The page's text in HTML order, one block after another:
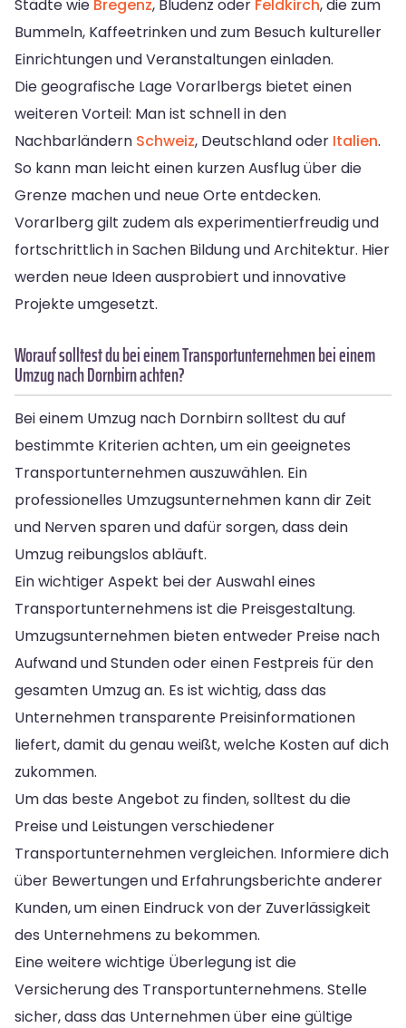
Städte wie Bregenz, Bludenz oder Feldkirch, die zum
Bummeln, Kaffeetrinken und zum Besuch kultureller
Einrichtungen und Veranstaltungen einladen.
Die geografische Lage Vorarlbergs bietet einen
weiteren Vorteil: Man ist schnell in den
Nachbarländern Schweiz, Deutschland oder Italien.
So kann man leicht einen kurzen Ausflug über die
Grenze machen und neue Orte entdecken.
Vorarlberg gilt zudem als experimentierfreudig und
fortschrittlich in Sachen Bildung und Architektur. Hier
werden neue Ideen ausprobiert und innovative
Projekte umgesetzt.
Worauf solltest du bei einem Transportunternehmen bei einem
Umzug nach Dornbirn achten?
Bei einem Umzug nach Dornbirn solltest du auf
bestimmte Kriterien achten, um ein geeignetes
Transportunternehmen auszuwählen. Ein
professionelles Umzugsunternehmen kann dir Zeit
und Nerven sparen und dafür sorgen, dass dein
Umzug reibungslos abläuft.
Ein wichtiger Aspekt bei der Auswahl eines
Transportunternehmens ist die Preisgestaltung.
Umzugsunternehmen bieten entweder Preise nach
Aufwand und Stunden oder einen Festpreis für den
gesamten Umzug an. Es ist wichtig, dass das
Unternehmen transparente Preisinformationen
liefert, damit du genau weißt, welche Kosten auf dich
zukommen.
Um das beste Angebot zu finden, solltest du die
Preise und Leistungen verschiedener
Transportunternehmen vergleichen. Informiere dich
über Bewertungen und Erfahrungsberichte anderer
Kunden, um einen Eindruck von der Zuverlässigkeit
des Unternehmens zu bekommen.
Eine weitere wichtige Überlegung ist die
Versicherung des Transportunternehmens. Stelle
sicher, dass das Unternehmen über eine gültige